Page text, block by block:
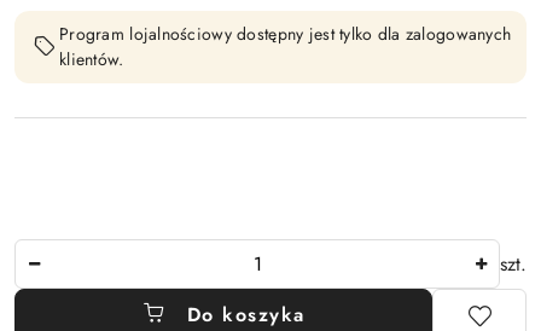
Program lojalnościowy dostępny jest tylko dla zalogowanych
klientów.
szt.
Do koszyka